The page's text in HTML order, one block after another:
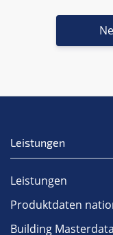
Leistungen
Leistungen
Produktdaten
Building Masterdata